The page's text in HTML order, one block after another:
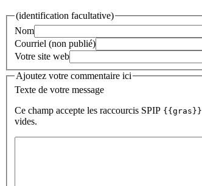
(identification facultative)
Nom
Courriel (non publié)
Votre site web
Ajoutez votre commentaire ici
Texte de votre message
Ce champ accepte les raccourcis SPIP {{gras}}
vides.